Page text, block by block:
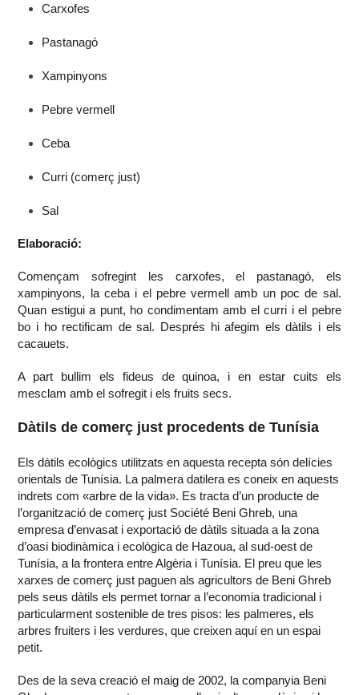
Carxofes
Pastanagó
Xampinyons
Pebre vermell
Ceba
Curri (comerç just)
Sal
Elaboració:
Començam sofregint les carxofes, el pastanagó, els
xampinyons, la ceba i el pebre vermell amb un poc de sal.
Quan estigui a punt, ho condimentam amb el curri i el pebre
bo i ho rectificam de sal. Després hi afegim els dàtils i els
cacauets.
A part bullim els fideus de quinoa, i en estar cuits els
mesclam amb el sofregit i els fruits secs.
Dàtils de comerç just procedents de Tunísia
Els dàtils ecològics utilitzats en aquesta recepta són delícies
orientals de Tunísia. La palmera datilera es coneix en aquests
indrets com «arbre de la vida». Es tracta d’un producte de
l’organització de comerç just Société Beni Ghreb, una
empresa d’envasat i exportació de dàtils situada a la zona
d’oasi biodinàmica i ecològica de Hazoua, al sud-oest de
Tunísia, a la frontera entre Algèria i Tunísia. El preu que les
xarxes de comerç just paguen als agricultors de Beni Ghreb
pels seus dàtils els permet tornar a l’economia tradicional i
particularment sostenible de tres pisos: les palmeres, els
arbres fruiters i les verdures, que creixen aquí en un espai
petit.
Des de la seva creació el maig de 2002, la companyia Beni